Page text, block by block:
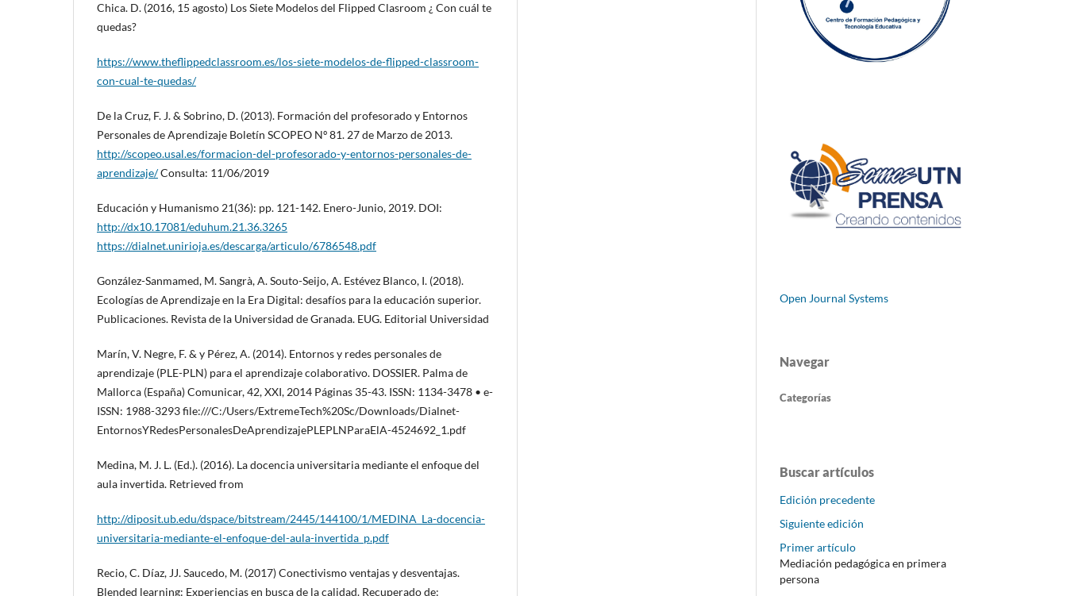
Chica. D. (2016, 15 agosto) Los Siete Modelos del Flipped Clasroom ¿ Con cuál te
quedas?
https://www.theflippedclassroom.es/los-siete-modelos-de-flipped-classroom-
con-cual-te-quedas/
De la Cruz, F. J. & Sobrino, D. (2013). Formación del profesorado y Entornos
Personales de Aprendizaje Boletín SCOPEO Nº 81. 27 de Marzo de 2013.
http://scopeo.usal.es/formacion-del-profesorado-y-entornos-personales-de-
aprendizaje/Consulta: 11/06/2019
Educación y Humanismo 21(36): pp. 121-142. Enero-Junio, 2019. DOI:
http://dx10.17081/eduhum.21.36.3265
https://dialnet.unirioja.es/descarga/articulo/6786548.pdf
González-Sanmamed, M. Sangrà, A. Souto-Seijo, A. Estévez Blanco, I. (2018).
Ecologías de Aprendizaje en la Era Digital: desafíos para la educación superior.
Publicaciones. Revista de la Universidad de Granada. EUG. Editorial Universidad
Marín, V. Negre, F. & y Pérez, A. (2014). Entornos y redes personales de
aprendizaje (PLE-PLN) para el aprendizaje colaborativo. DOSSIER. Palma de
Mallorca (España) Comunicar, 42, XXI, 2014 Páginas 35-43. ISSN: 1134-3478 • e-
ISSN: 1988-3293 file:///C:/Users/ExtremeTech%20Sc/Downloads/Dialnet-
EntornosYRedesPersonalesDeAprendizajePLEPLNParaElA-4524692_1.pdf
Medina, M. J. L. (Ed.). (2016). La docencia universitaria mediante el enfoque del
aula invertida. Retrieved from
http://diposit.ub.edu/dspace/bitstream/2445/144100/1/MEDINA_La-docencia-
universitaria-mediante-el-enfoque-del-aula-invertida_p.pdf
Recio, C. Díaz, JJ. Saucedo, M. (2017) Conectivismo ventajas y desventajas.
Blended learning: Experiencias en busca de la calidad. Recuperado de:
Open Journal Systems
Navegar
Categorías
Buscar artículos
Edición precedente
Siguiente edición
Primer artículo
Mediación pedagógica en primera
persona